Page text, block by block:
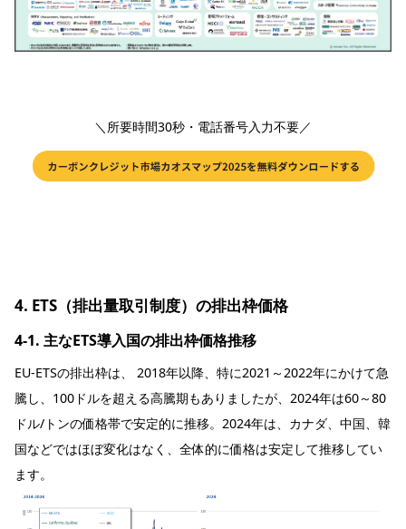
＼所要時間30秒・電話番号入力不要／
4. ETS（排出量取引制度）の排出枠価格
4-1. 主なETS導入国の排出枠価格推移
EU-ETSの排出枠は、 2018年以降、特に2021～2022年にかけて急
騰し、100ドルを超える高騰期もありましたが、2024年は60～80
ドル/トンの価格帯で安定的に推移。2024年は、カナダ、中国、韓
国などではほぼ変化はなく、全体的に価格は安定して推移してい
ます。